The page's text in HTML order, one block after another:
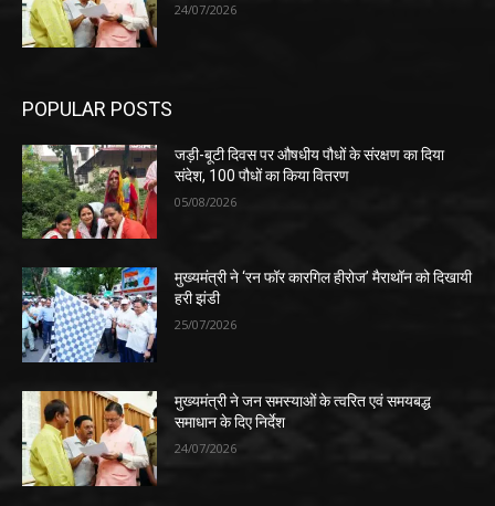
24/07/2026
POPULAR POSTS
जड़ी-बूटी दिवस पर औषधीय पौधों के संरक्षण का दिया
संदेश, 100 पौधों का किया वितरण
05/08/2026
मुख्यमंत्री ने ‘रन फॉर कारगिल हीरोज’ मैराथॉन को दिखायी
हरी झंडी
25/07/2026
मुख्यमंत्री ने जन समस्याओं के त्वरित एवं समयबद्ध
समाधान के दिए निर्देश
24/07/2026